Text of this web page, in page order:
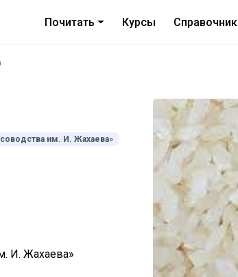
Почитать Курсы
им. И. Жахаева»
И. Жахаева»